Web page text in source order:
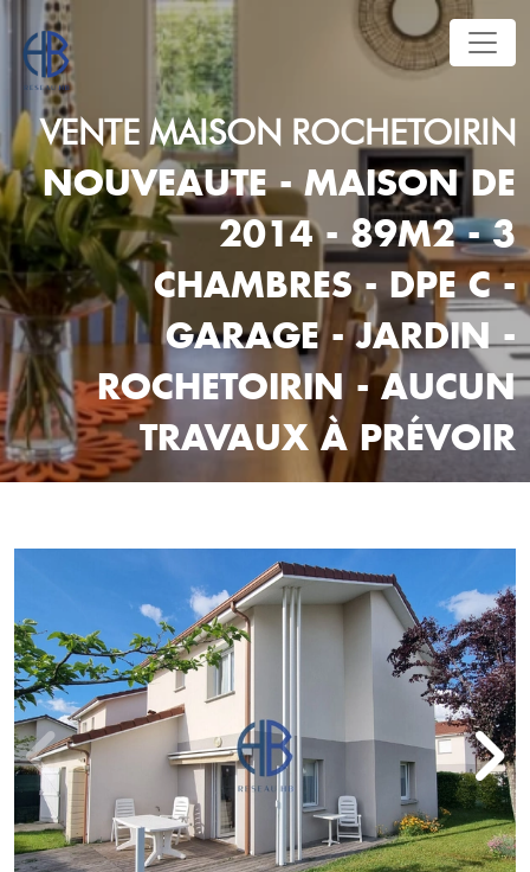
VENTE MAISON ROCHETOIRIN
NOUVEAUTE - MAISON DE
2014 - 89M2 - 3
CHAMBRES - DPE C -
GARAGE - JARDIN -
ROCHETOIRIN - AUCUN
TRAVAUX À PRÉVOIR